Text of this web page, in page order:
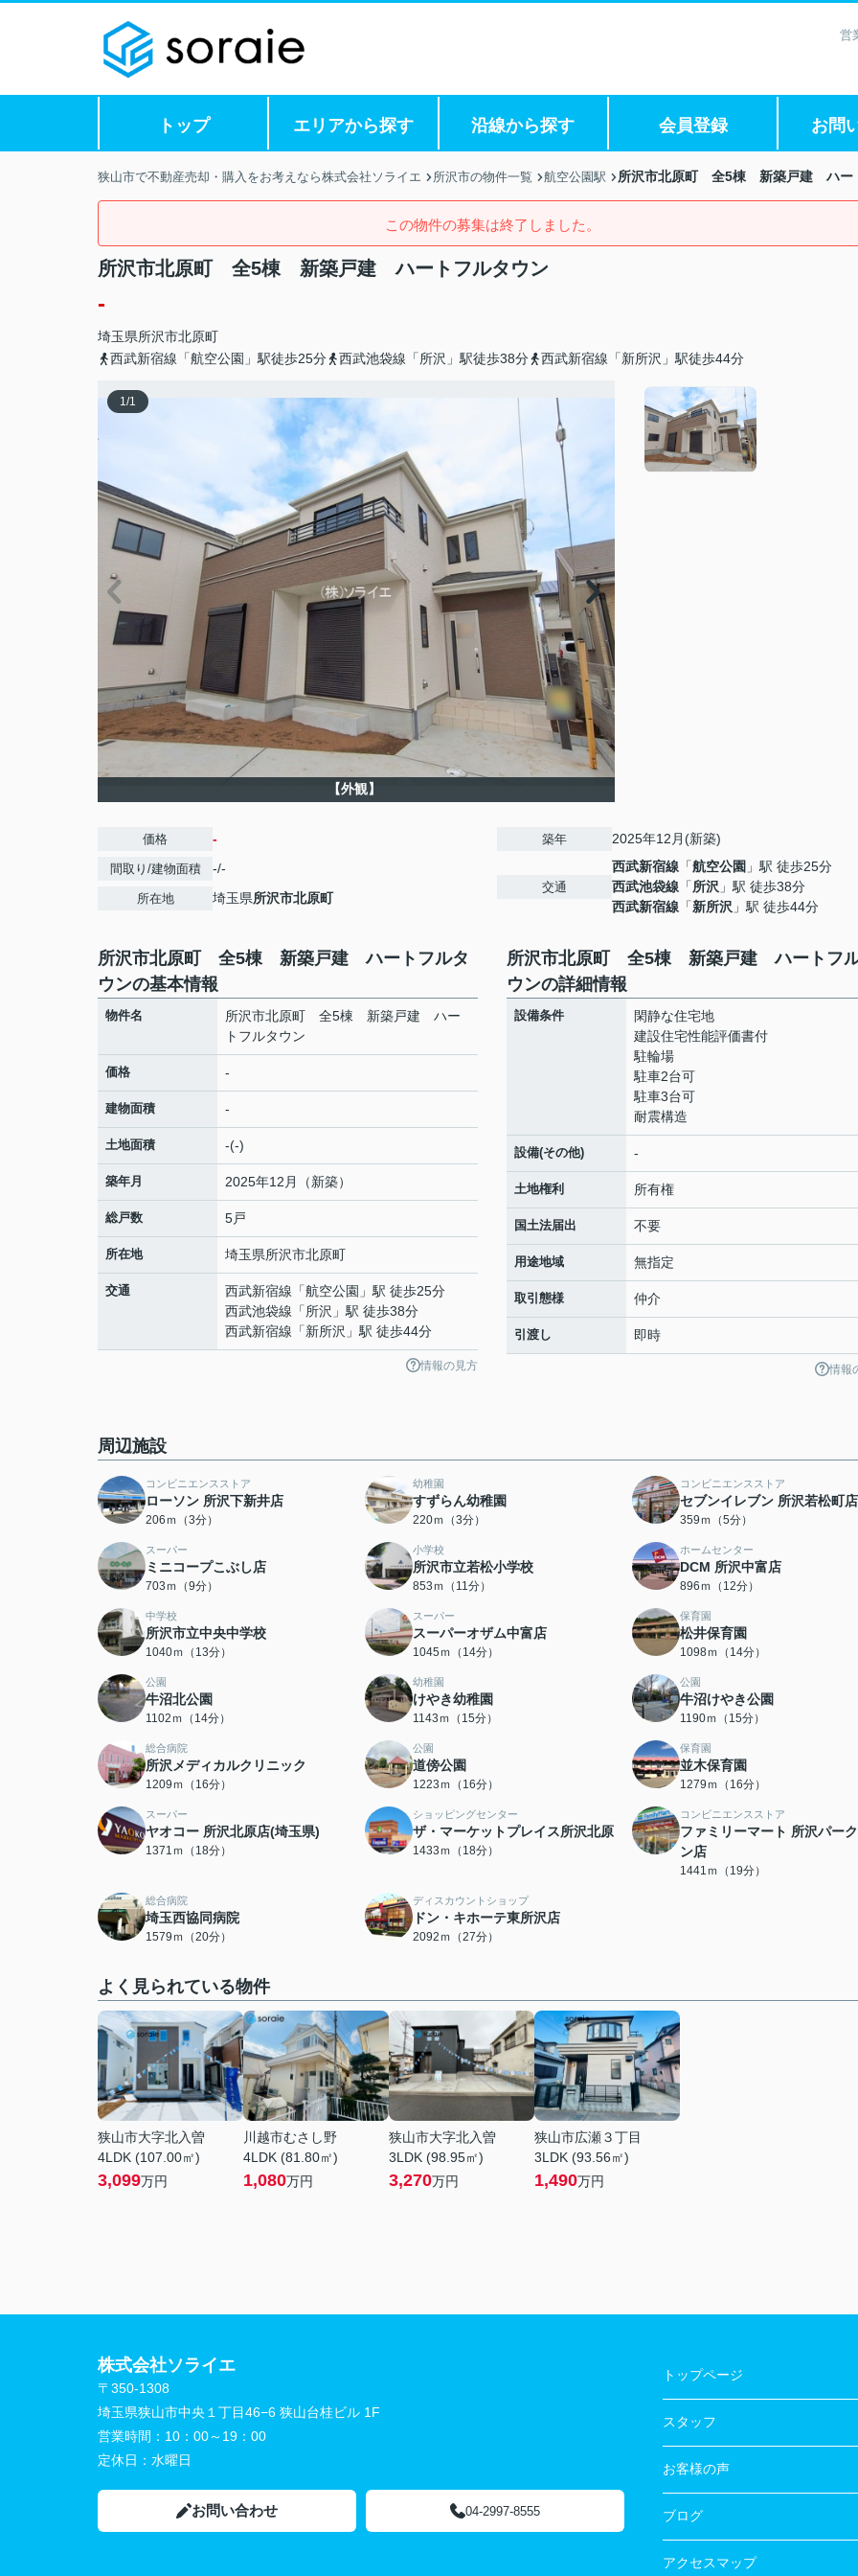
営
トップ エリアから探す 沿線から探す 会員登録 お問
狭山市で不動産売却・購入をお考えなら株式会社ソライエ 所沢市の物件一覧 航空公園駅 所沢市北原町 全5棟 新築戸建 ハー
この物件の募集は終了しました。
所沢市北原町 全5棟 新築戸建 ハートフルタウン
-
埼玉県所沢市北原町
西武新宿線「航空公園」駅徒歩25分
西武池袋線「所沢」駅徒歩38分 西武新宿線「新所沢」駅徒歩44分
1/1
【外観】
価格 -
間取り/建物面積 -/-
所在地 埼玉県所沢市北原町
築年 2025年12月(新築)
交通
西武新宿線 「航空公園 」駅 徒歩25分
西武池袋線 「所沢 」駅 徒歩38分
西武新宿線 「新所沢 」駅 徒歩44分
所沢市北原町 全5棟 新築戸建 ハートフルタ
ウンの基本情報
物件名
所沢市北原町 全5棟 新築戸建 ハー
トフルタウン
価格 -
建物面積 -
土地面積 -(-)
築年月 2025年12月（新築）
総戸数 5戸
所在地 埼玉県所沢市北原町
交通 西武新宿線 「航空公園 」駅 徒歩25分
西武池袋線 「所沢 」駅 徒歩38分
西武新宿線 「新所沢 」駅 徒歩44分
情報の見方
所沢市北原町 全5棟 新築戸建 ハートフ
ウンの詳細情報
設備条件
閑静な住宅地
建設住宅性能評価書付
駐輪場
駐車2台可
駐車3台可
耐震構造
設備(その他) -
土地権利 所有権
国土法届出 不要
用途地域 無指定
取引態様 仲介
引渡し 即時
情報
周辺施設
コンビニエンスストア
ローソン 所沢下新井店
206ｍ（3分）
幼稚園
すずらん幼稚園
220ｍ（3分）
コンビニエンスストア
セブンイレブン 所沢若松町店
359ｍ（5分）
スーパー
ミニコープこぶし店
703ｍ（9分）
小学校
所沢市立若松小学校
853ｍ（11分）
ホームセンター
DCM 所沢中富店
896ｍ（12分）
中学校
所沢市立中央中学校
1040ｍ（13分）
スーパー
スーパーオザム中富店
1045ｍ（14分）
保育園
松井保育園
1098ｍ（14分）
公園
牛沼北公園
1102ｍ（14分）
幼稚園
けやき幼稚園
1143ｍ（15分）
公園
牛沼けやき公園
1190ｍ（15分）
総合病院
所沢メディカルクリニック
1209ｍ（16分）
公園
道傍公園
1223ｍ（16分）
保育園
並木保育園
1279ｍ（16分）
スーパー
ヤオコー 所沢北原店(埼玉県)
1371ｍ（18分）
ショッピングセンター
ザ・マーケットプレイス所沢北原
1433ｍ（18分）
コンビニエンスストア
ファミリーマート 所沢パー
ン店
1441ｍ（19分）
総合病院
埼玉西協同病院
1579ｍ（20分）
ディスカウントショップ
ドン・キホーテ東所沢店
2092ｍ（27分）
よく見られている物件
狭山市大字北入曽
4LDK (107.00㎡)
3,099万円
川越市むさし野
4LDK (81.80㎡)
1,080万円
狭山市大字北入曽
3LDK (98.95㎡)
3,270万円
狭山市広瀬３丁目
3LDK (93.56㎡)
1,490万円
株式会社ソライエ
〒350-1308
埼玉県狭山市中央１丁目46−6 狭山台桂ビル 1F
営業時間： 10：00～19：00
定休日： 水曜日
お問い合わせ 04-2997-8555
トップページ
スタッフ
お客様の声
ブログ
アクセスマップ